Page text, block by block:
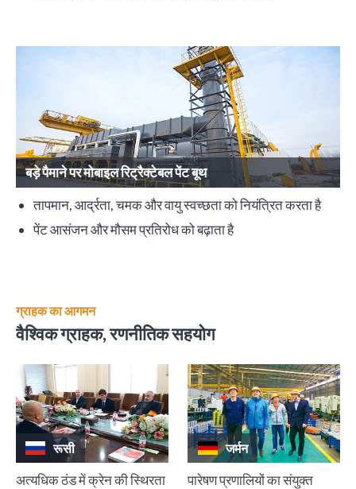
बड़े पैमाने पर मोबाइल रिट्रैक्टेबल पेंट बूथ
तापमान, आर्द्रता, चमक और वायु स्वच्छता को नियंत्रित करता है
पेंट आसंजन और मौसम प्रतिरोध को बढ़ाता है
ग्राहक का आगमन
वैश्विक ग्राहक, रणनीतिक सहयोग
रूसी
अत्यधिक ठंड में क्रेन की स्थिरता
जर्मन
पारेषण प्रणालियों का संयुक्त